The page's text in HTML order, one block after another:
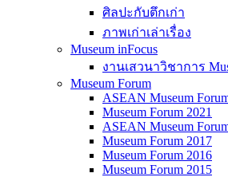
ศิลปะกับตึกเก่า
ภาพเก่าเล่าเรื่อง
Museum inFocus
งานเสวนาวิชาการ
Museum Forum
ASEAN Museum
Museum Forum 2021
ASEAN Museum
Museum Forum 2017
Museum Forum 2016
Museum Forum 2015